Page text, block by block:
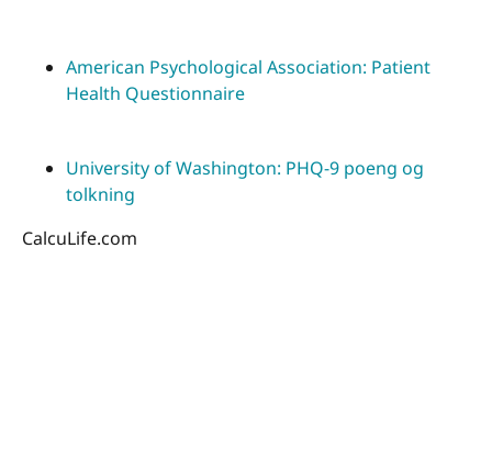
American Psychological Association: Patient
Health Questionnaire
University of Washington: PHQ-9 poeng og
tolkning
CalcuLife.com